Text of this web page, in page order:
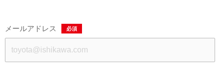
メールアドレス 必須